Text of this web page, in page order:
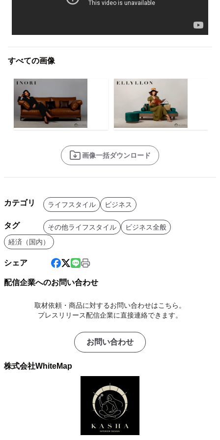
すべての画像
画像一括ダウンロード
カテゴリ ライフスタイル ビジネス
タグ その他ライフスタイル
ビジネス全般
経済（国内）
シェア
配信企業へのお問い合わせ
取材依頼・商品に対するお問い合わせはこちら。
プレスリリース配信企業に直接連絡できます。
お問い合わせ
株式会社WhiteMap